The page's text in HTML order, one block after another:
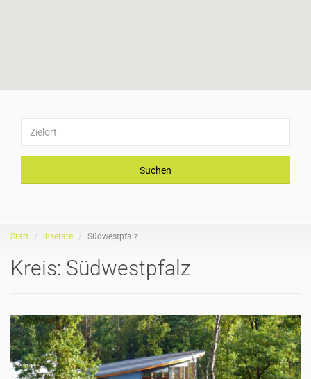
Suchen
Start Inserate Südwestpfalz
Kreis: Südwestpfalz